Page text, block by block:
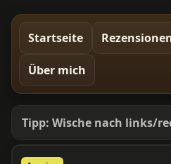
Startseite
Über mich
Tipp: Wische nach links/